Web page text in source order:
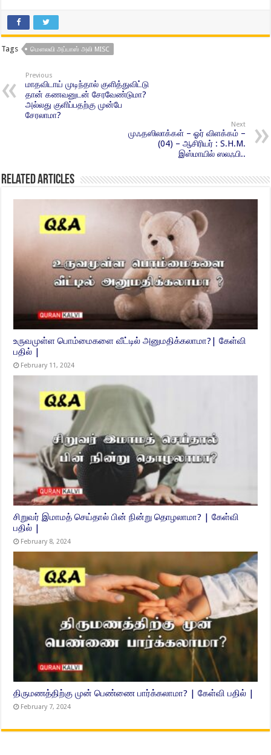
Tags மௌலவி அப்பாஸ் அலி MISC
Previous
மாதவிடாய் முடிந்தால் குளித்துவிட்டு
தான் கணவனுடன் சேரவேண்டுமா?
அல்லது குளிப்பதற்கு முன்பே
சேரலாமா?
Next
முஃதஸிலாக்கள் – ஓர் விளக்கம் –
(04) – ஆசிரியர் : S.H.M.
இஸ்மாயில் ஸலஃபி..
Related Articles
உருவமுள்ள பொம்மைகளை வீட்டில் அனுமதிக்கலாமா?| கேள்வி
பதில் |
February 11, 2024
சிறுவர் இமாமத் செய்தால் பின் நின்று தொழலாமா? | கேள்வி
பதில் |
February 8, 2024
திருமணத்திற்கு முன் பெண்ணை பார்க்கலாமா? | கேள்வி பதில் |
February 7, 2024